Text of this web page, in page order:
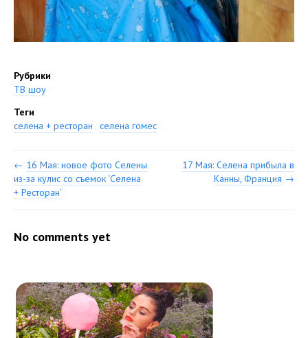
Рубрики
ТВ шоу
Теги
селена + ресторан
селена гомес
← 16 Мая: новое фото Селены
из-за кулис со съемок ‘Селена
+ Ресторан’
17 Мая: Селена прибыла в
Канны, Франция →
No comments yet